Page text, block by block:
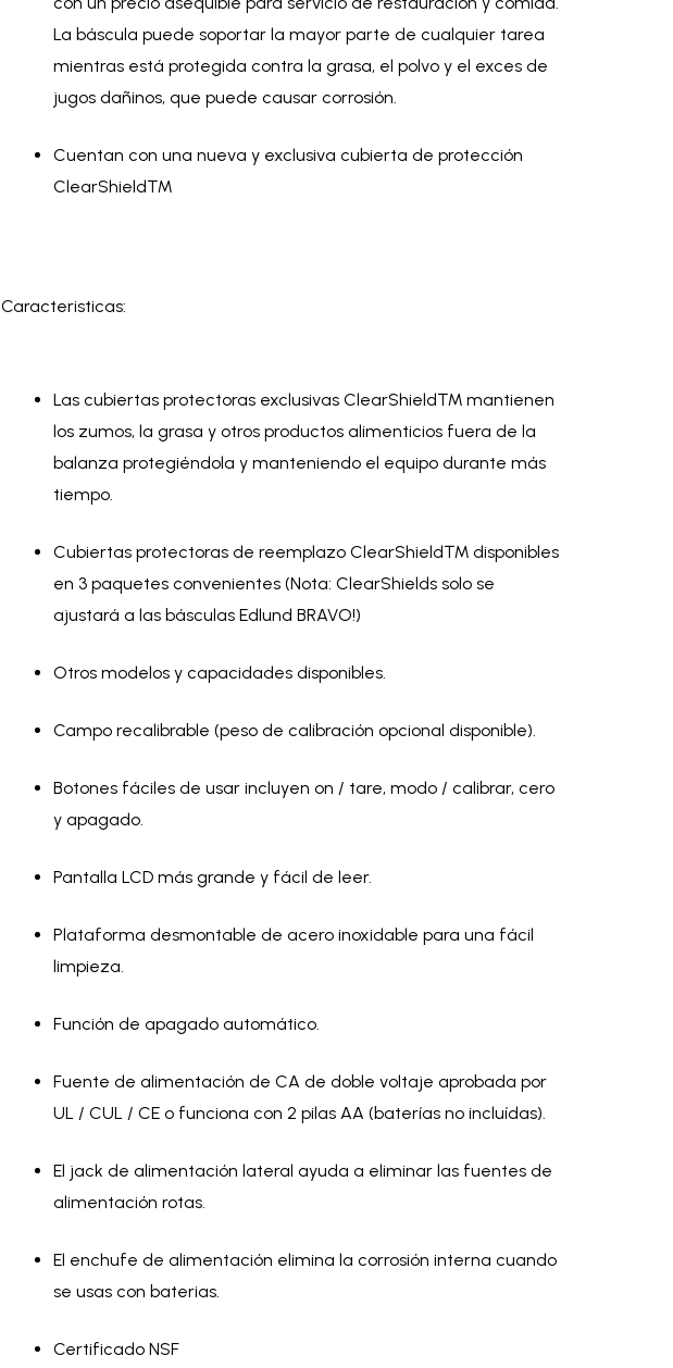
La báscula puede soportar la mayor parte de cualquier tarea
mientras está protegida contra la grasa, el polvo y el exces de
jugos dañinos, que puede causar corrosión.
Cuentan con una nueva y exclusiva cubierta de protección
ClearShield™
Caracteristicas:
Las cubiertas protectoras exclusivas ClearShield™ mantienen
los zumos, la grasa y otros productos alimenticios fuera de la
balanza protegiéndola y manteniendo el equipo durante más
tiempo.
Cubiertas protectoras de reemplazo ClearShield™ disponibles
en 3 paquetes convenientes (Nota: ClearShields solo se
ajustará a las básculas Edlund BRAVO!)
Otros modelos y capacidades disponibles.
Campo recalibrable (peso de calibración opcional disponible).
Botones fáciles de usar incluyen on / tare, modo / calibrar, cero
y apagado.
Pantalla LCD más grande y fácil de leer.
Plataforma desmontable de acero inoxidable para una fácil
limpieza.
Función de apagado automático.
Fuente de alimentación de CA de doble voltaje aprobada por
UL / CUL / CE o funciona con 2 pilas AA (baterías no incluídas).
El jack de alimentación lateral ayuda a eliminar las fuentes de
alimentación rotas.
El enchufe de alimentación elimina la corrosión interna cuando
se usas con baterias.
Certificado NSF